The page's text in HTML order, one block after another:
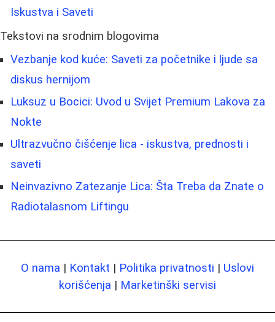
Iskustva i Saveti
Tekstovi na srodnim blogovima
Vezbanje kod kuće: Saveti za početnike i ljude sa
diskus hernijom
Luksuz u Bocici: Uvod u Svijet Premium Lakova za
Nokte
Ultrazvučno čišćenje lica - iskustva, prednosti i
saveti
Neinvazivno Zatezanje Lica: Šta Treba da Znate o
Radiotalasnom Liftingu
O nama | Kontakt | Politika privatnosti | Uslovi
korišćenja | Marketinški servisi